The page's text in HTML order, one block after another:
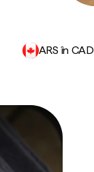
ARS în CAD